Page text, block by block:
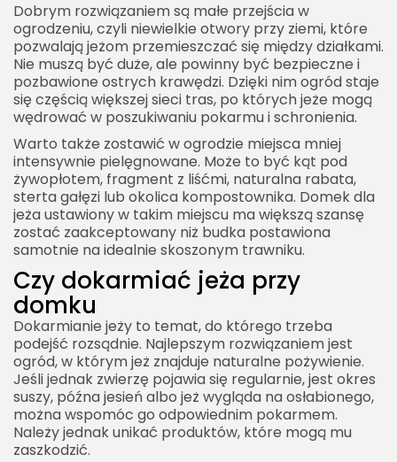
Dobrym rozwiązaniem są małe przejścia w
ogrodzeniu, czyli niewielkie otwory przy ziemi, które
pozwalają jeżom przemieszczać się między działkami.
Nie muszą być duże, ale powinny być bezpieczne i
pozbawione ostrych krawędzi. Dzięki nim ogród staje
się częścią większej sieci tras, po których jeże mogą
wędrować w poszukiwaniu pokarmu i schronienia.
Warto także zostawić w ogrodzie miejsca mniej
intensywnie pielęgnowane. Może to być kąt pod
żywopłotem, fragment z liśćmi, naturalna rabata,
sterta gałęzi lub okolica kompostownika. Domek dla
jeża ustawiony w takim miejscu ma większą szansę
zostać zaakceptowany niż budka postawiona
samotnie na idealnie skoszonym trawniku.
Czy dokarmiać jeża przy
domku
Dokarmianie jeży to temat, do którego trzeba
podejść rozsądnie. Najlepszym rozwiązaniem jest
ogród, w którym jeż znajduje naturalne pożywienie.
Jeśli jednak zwierzę pojawia się regularnie, jest okres
suszy, późna jesień albo jeż wygląda na osłabionego,
można wspomóc go odpowiednim pokarmem.
Należy jednak unikać produktów, które mogą mu
zaszkodzić.